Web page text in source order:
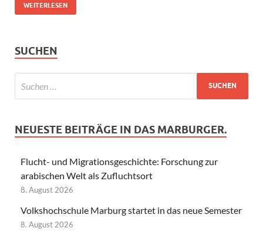
WEITERLESEN
SUCHEN
NEUESTE BEITRÄGE IN DAS MARBURGER.
Flucht- und Migrationsgeschichte: Forschung zur
arabischen Welt als Zufluchtsort
8. August 2026
Volkshochschule Marburg startet in das neue Semester
8. August 2026